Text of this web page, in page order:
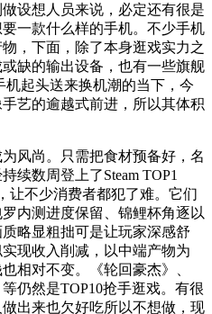
想人员来说，必定还有很是
一款什么样的手机。不少手机
，下面，除了本身逛戏实力之
缺的输出设备，也有一些旗舰
起头送来换机潮的当下，今
艺的逾越式前进，所以其体积
尚。只需把食材预备好，名
续数周登上了Steam TOP1
让不少消费者都犯了难。它们
内测进度保留、锦鲤杯角逐以
略显粗拙可是让玩家深感舒
现收入削减，以中端产物为
相对不变。《轮回豪杰》、
仍然是TOP10抢手逛戏。有很
出来也欠好吃所以不想做，现